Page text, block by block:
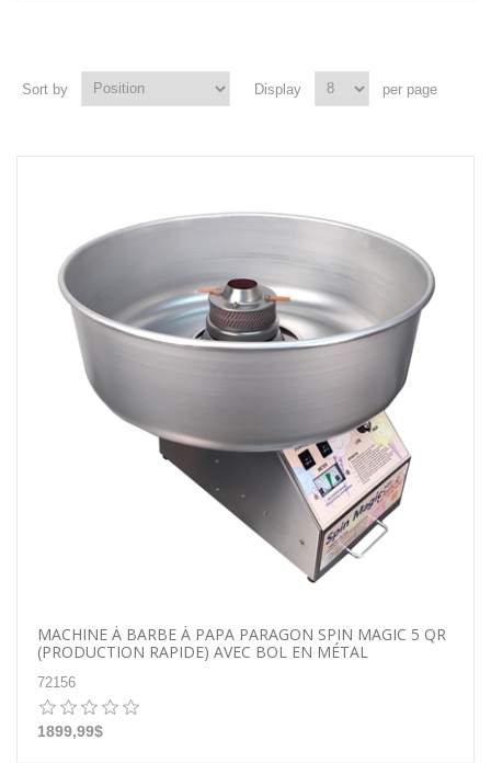
Sort by Display per page
MACHINE À BARBE À PAPA PARAGON SPIN MAGIC 5 QR
(PRODUCTION RAPIDE) AVEC BOL EN MÉTAL
72156
1899,99$